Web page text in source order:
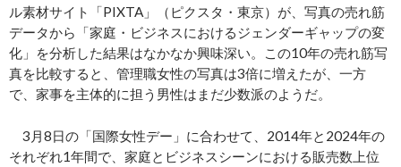
ル素材サイト「PIXTA」（ピクスタ・東京）が、写真の売れ筋
データから「家庭・ビジネスにおけるジェンダーギャップの変
化」を分析した結果はなかなか興味深い。この10年の売れ筋写
真を比較すると、管理職女性の写真は3倍に増えたが、一方
で、家事を主体的に担う男性はまだ少数派のようだ。
3月8日の「国際女性デー」に合わせて、2014年と2024年の
それぞれ1年間で、家庭とビジネスシーンにおける販売数上位